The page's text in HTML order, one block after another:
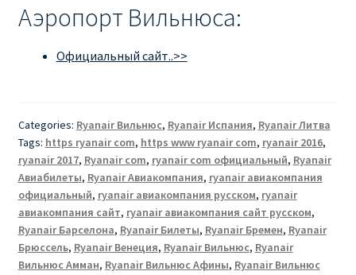
Аэропорт Вильнюса:
Официальный сайт..>>
Categories: Ryanair Вильнюс, Ryanair Испания, Ryanair Литва
Tags: https ryanair com, https www ryanair com, ryanair 2016,
ryanair 2017, Ryanair com, ryanair com официальный, Ryanair
Авиабилеты, Ryanair Авиакомпания, ryanair авиакомпания
официальный, ryanair авиакомпания русском, ryanair
авиакомпания сайт, ryanair авиакомпания сайт русском,
Ryanair Барселона, Ryanair Билеты, Ryanair Бремен, Ryanair
Брюссель, Ryanair Венеция, Ryanair Вильнюс, Ryanair
Вильнюс Амман, Ryanair Вильнюс Афины, Ryanair Вильнюс